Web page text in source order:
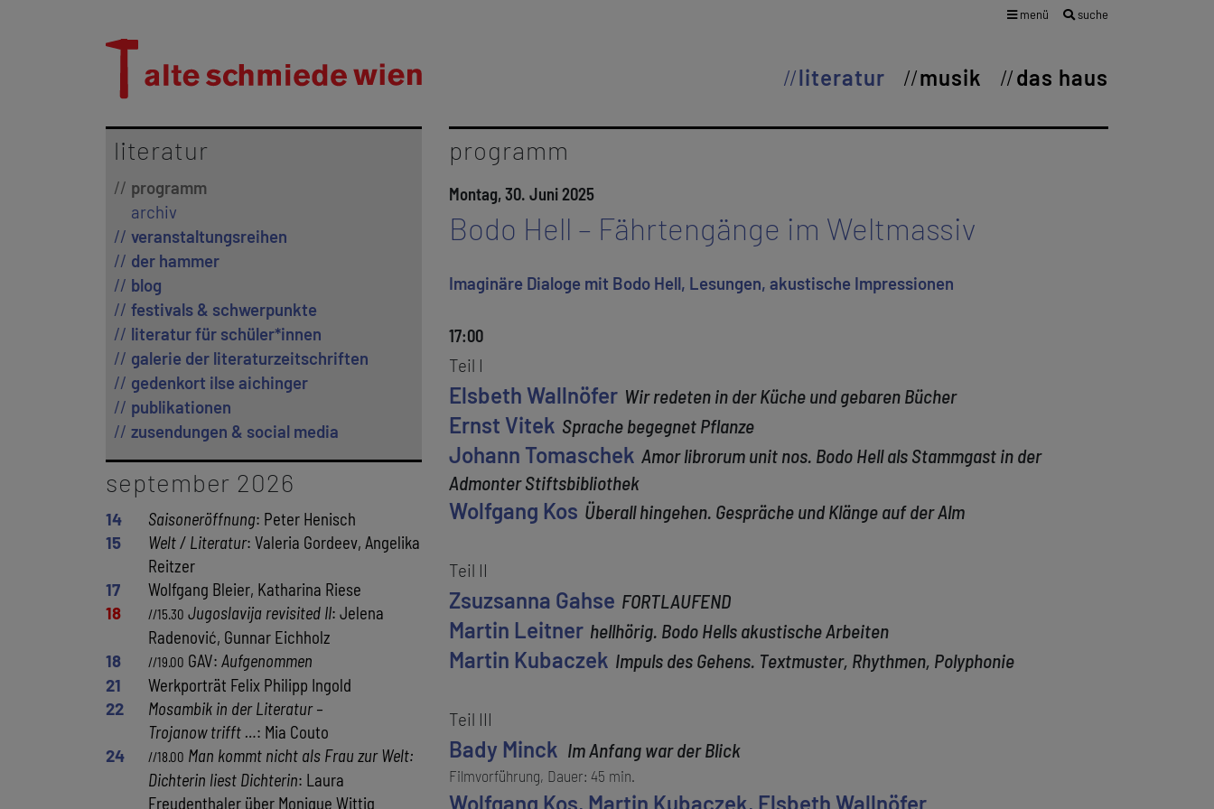
menü suche
literatur musik das haus
literatur
programm
archiv
veranstaltungsreihen
der hammer
blog
festivals & schwerpunkte
literatur für schüler*innen
galerie der literaturzeitschriften
gedenkort ilse aichinger
publikationen
zusendungen & social media
september 2026
14 Saisoneröffnung: Peter Henisch
15
Welt / Literatur: Valeria Gordeev, Angelika
Reitzer
17
Wolfgang Bleier, Katharina Riese
18
//15.30 Jugoslavija revisited II: Jelena
Radenović, Gunnar Eichholz
18
//19.00 GAV: Aufgenommen
21
Werkporträt Felix Philipp Ingold
22
Mosambik in der Literatur –
Trojanow trifft …: Mia Couto
24
//18.00 Man kommt nicht als Frau zur Welt:
Dichterin liest Dichterin: Laura
Freudenthaler über Monique Wittig
programm
Montag, 30. Juni 2025
Bodo Hell – Fährtengänge im Weltmassiv
Imaginäre Dialoge mit Bodo Hell, Lesungen, akustische Impressionen
17:00
Teil I
Elsbeth Wallnöfer Wir redeten in der Küche und gebaren Bücher
Ernst Vitek Sprache begegnet Pflanze
Johann Tomaschek Amor librorum unit nos. Bodo Hell als Stammgast in der
Admonter Stiftsbibliothek
Wolfgang Kos Überall hingehen. Gespräche und Klänge auf der Alm
Teil II
Zsuzsanna Gahse FORTLAUFEND
Martin Leitner hellhörig. Bodo Hells akustische Arbeiten
Martin Kubaczek Impuls des Gehens. Textmuster, Rhythmen, Polyphonie
Teil III
Bady Minck Im Anfang war der Blick
Filmvorführung, Dauer: 45 min.
Wolfgang Kos, Martin Kubaczek, Elsbeth Wallnöfer